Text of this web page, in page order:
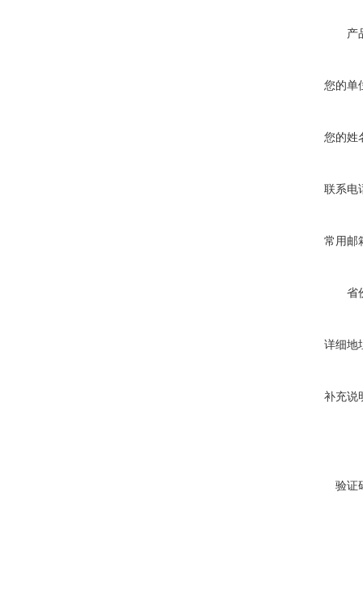
产
您的单
您的姓
联系电
常用邮
省
详细地
补充说
验证